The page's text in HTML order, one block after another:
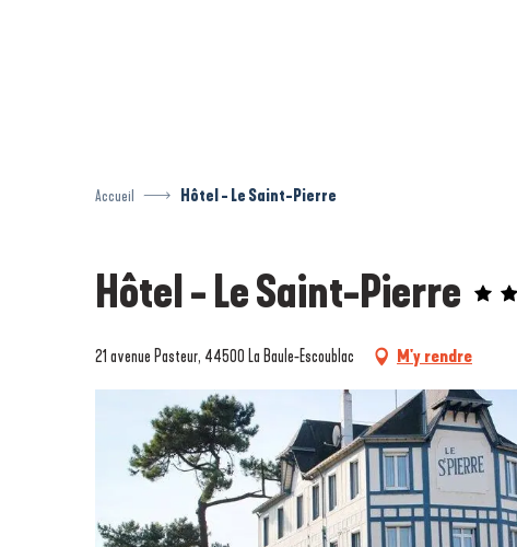
Accueil Hôtel - Le Saint-Pierre
Hôtel - Le Saint-Pierre
21 avenue Pasteur, 44500 La Baule-Escoublac M'y rendre